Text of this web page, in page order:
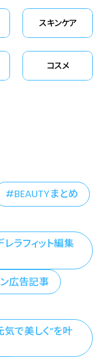
スキンケア
コスメ
BEAUTYまとめ
ラフィット編集
ン広告記事
で美しく”を叶